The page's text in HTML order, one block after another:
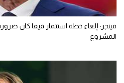
فينجر: إلغاء خطة استثمار فيفا كان
المشروع